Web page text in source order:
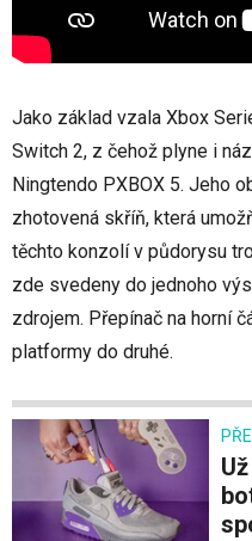
Jako základ vzala Xbox
Switch 2, z čehož plyne i
Ningtendo PXBOX 5. Jeho
zhotovená skříň, která
těchto konzolí v půdorysu
zde svedeny do jednoho
zdrojem. Přepínač na horní
platformy do druhé.
Už jste někdy viděli herní